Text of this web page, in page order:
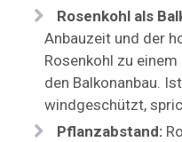
Rosenkohl als
Anbauzeit und der
Rosenkohl zu
den Balkonanbau.
windgeschützt,
Pflanzabstand: